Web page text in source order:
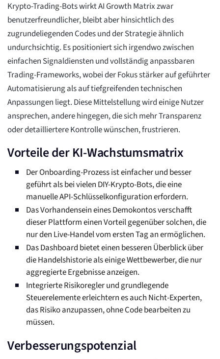
Krypto-Trading-Bots wirkt AI Growth Matrix zwar
benutzerfreundlicher, bleibt aber hinsichtlich des
zugrundeliegenden Codes und der Strategie ähnlich
undurchsichtig. Es positioniert sich irgendwo zwischen
einfachen Signaldiensten und vollständig anpassbaren
Trading-Frameworks, wobei der Fokus stärker auf geführter
Automatisierung als auf tiefgreifenden technischen
Anpassungen liegt. Diese Mittelstellung wird einige Nutzer
ansprechen, andere hingegen, die sich mehr Transparenz
oder detailliertere Kontrolle wünschen, frustrieren.
Vorteile der KI-Wachstumsmatrix
Der Onboarding-Prozess ist einfacher und besser
geführt als bei vielen DIY-Krypto-Bots, die eine
manuelle API-Schlüsselkonfiguration erfordern.
Das Vorhandensein eines Demokontos verschafft
dieser Plattform einen Vorteil gegenüber solchen, die
nur den Live-Handel vom ersten Tag an ermöglichen.
Das Dashboard bietet einen besseren Überblick über
die Handelshistorie als einige Wettbewerber, die nur
aggregierte Ergebnisse anzeigen.
Integrierte Risikoregler und grundlegende
Steuerelemente erleichtern es auch Nicht-Experten,
das Risiko anzupassen, ohne Code bearbeiten zu
müssen.
Verbesserungspotenzial